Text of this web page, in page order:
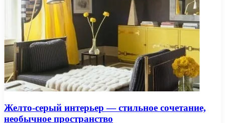
Желто-серый интерьер — стильное сочетание,
необычное пространство